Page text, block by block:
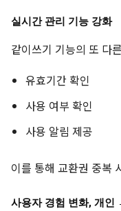
실시간 관리 기능 강화
같이쓰기 기능의 또 다
유효기간 확인
사용 여부 확인
사용 알림 제공
이를 통해 교환권 중복
사용자 경험 변화, 개인